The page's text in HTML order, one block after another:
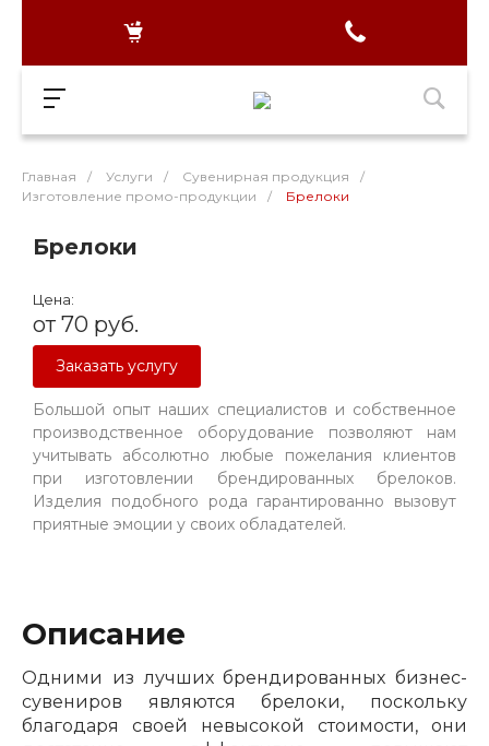
Главная / Услуги / Сувенирная продукция
/
Изготовление промо-продукции
/ Брелоки
Брелоки
Цена:
от 70 руб.
Заказать услугу
Большой опыт наших специалистов и собственное
производственное оборудование позволяют нам
учитывать абсолютно любые пожелания клиентов
при изготовлении брендированных брелоков.
Изделия подобного рода гарантированно вызовут
приятные эмоции у своих обладателей.
Описание
Одними из лучших брендированных бизнес-
сувениров являются брелоки, поскольку
благодаря своей невысокой стоимости, они